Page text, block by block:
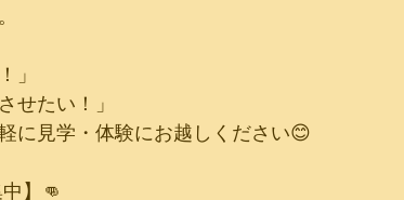
」
せたい！」
に見学・体験にお越しください😊
】👊